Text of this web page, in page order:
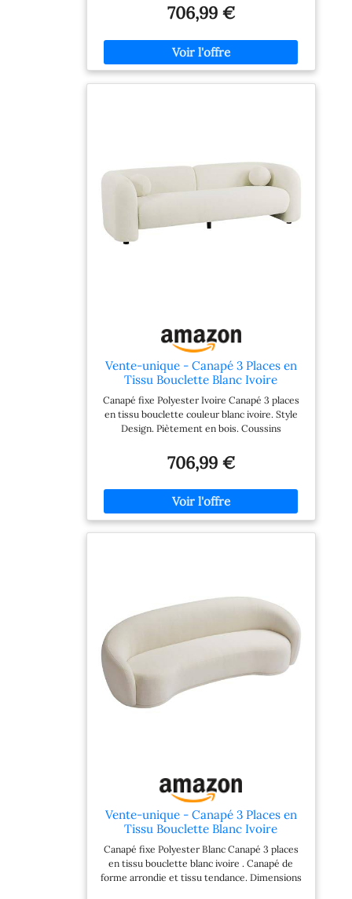
d'assise : 42 cm, Profondeur d'assise : 59 cm &
Garnissage d'assise : Mousse polyuréthane
bouclette, Effet matelassé Ce produit est
pensé pour apporter satisfaction grâce à son
excellent rapport qualité-prix, à un service
706,99 €
Vente-unique - Canapé 3 Places en
Tissu Bouclette Blanc Ivoire
OVOTAS
Canapé fixe Polyester Ivoire Canapé 3 places
en tissu bouclette couleur blanc ivoire. Style
Design. Piètement en bois. Coussins
x P86 x H68 cm. OVOTAS Hauteur d'assise :
46 cm, Profondeur d'assise : 59 cm &
Piètement en bois, Douceur du tissu
bouclette, Coussins additionnels
706,99 €
Vente-unique - Canapé 3 Places en
Tissu Bouclette Blanc Ivoire
BOVANA
Canapé fixe Polyester Blanc Canapé 3 places
en tissu bouclette blanc ivoire . Canapé de
forme arrondie et tissu tendance. Dimensions